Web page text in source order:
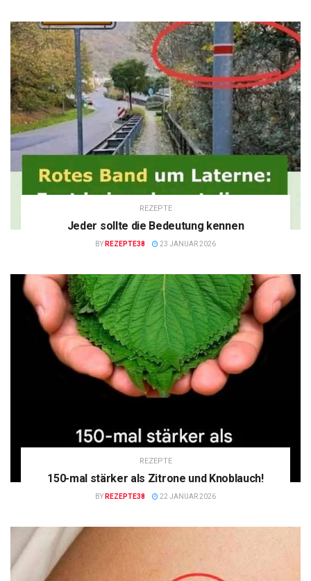
REZEPTE
Jeder sollte die Bedeutung kennen
BY REZEPTE38 23 JANUAR 2026
REZEPTE
150-mal stärker als Zitrone und Knoblauch!
BY REZEPTE38 22 JANUAR 2026